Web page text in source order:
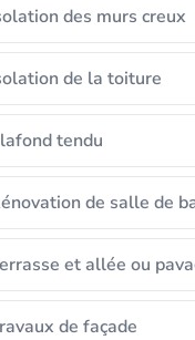
des murs creux
de la toiture
tendu
de salle de
et allée ou
de façade